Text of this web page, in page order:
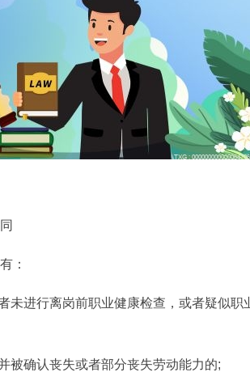
：
未进行离岗前职业健康检查，或者疑似职
被确认丧失或者部分丧失劳动能力的;